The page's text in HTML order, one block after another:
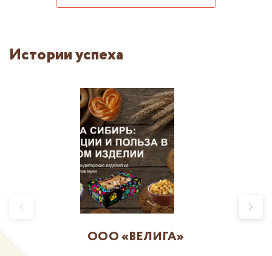
Истории успеха
ООО «ВЕЛИГА»